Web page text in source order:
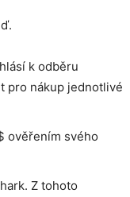
k odběru
pro nákup jednotlivé
ověřením svého
Z tohoto